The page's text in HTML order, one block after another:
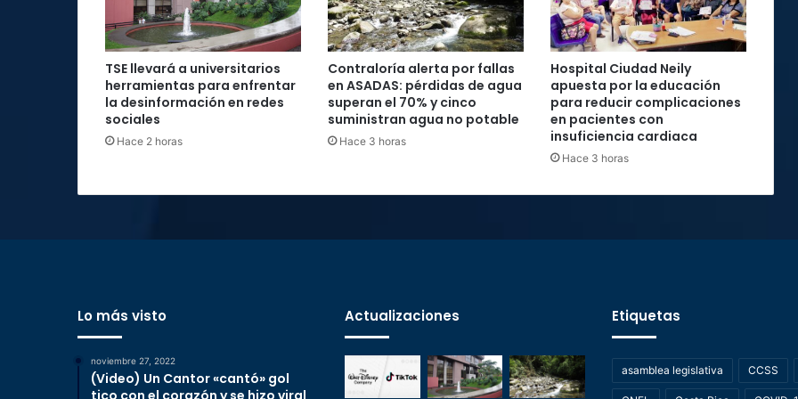
TSE llevará a universitarios
herramientas para enfrentar
la desinformación en redes
sociales
Hace 2 horas
Contraloría alerta por fallas
en ASADAS: pérdidas de agua
superan el 70% y cinco
suministran agua no potable
Hace 3 horas
Hospital Ciudad Neily
apuesta por la educación
para reducir complicaciones
en pacientes con
insuficiencia cardiaca
Hace 3 horas
Lo más visto
noviembre 27, 2022
(Video) Un Cantor «cantó» gol
Actualizaciones Etiquetas
asamblea legislativa CCSS